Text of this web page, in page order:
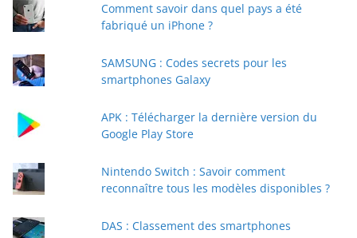
r
e
e
a
Comment savoir dans quel pays a été
fabriqué un iPhone ?
SAMSUNG : Codes secrets pour les
smartphones Galaxy
APK : Télécharger la dernière version du
Google Play Store
Nintendo Switch : Savoir comment
reconnaître tous les modèles disponibles ?
DAS : Classement des smartphones